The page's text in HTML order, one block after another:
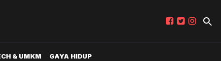
& UMKM GAYA HIDUP